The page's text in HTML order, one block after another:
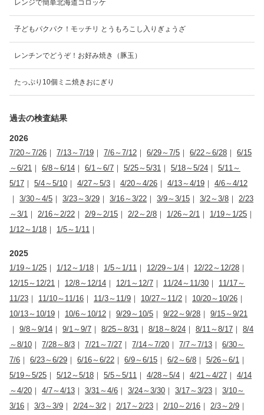
レンジで簡単北海道コロッケ
子どもパクパク！モッチリ とうもろこし入りぎょうざ
レンチンでどうぞ！お好み焼き（豚玉）
たっぷり10個ミニ焼きおにぎり
過去の検査結果
2026
7/20～7/26 ｜ 7/13～7/19 ｜ 7/6～7/12 ｜ 6/29～7/5 ｜ 6/22～6/28 ｜ 6/15
～6/21 ｜ 6/8～6/14 ｜ 6/1～6/7 ｜ 5/25～5/31 ｜ 5/18～5/24 ｜ 5/11～
5/17 ｜ 5/4～5/10 ｜ 4/27～5/3 ｜ 4/20～4/26 ｜ 4/13～4/19 ｜ 4/6～4/12
｜ 3/30～4/5 ｜ 3/23～3/29 ｜ 3/16～3/22 ｜ 3/9～3/15 ｜ 3/2～3/8 ｜ 2/23
～3/1 ｜ 2/16～2/22 ｜ 2/9～2/15 ｜ 2/2～2/8 ｜ 1/26～2/1 ｜ 1/19～1/25 ｜
1/12～1/18 ｜ 1/5～1/11 ｜
2025
1/19～1/25 ｜ 1/12～1/18 ｜ 1/5～1/11 ｜ 12/29～1/4 ｜ 12/22～12/28 ｜
12/15～12/21 ｜ 12/8～12/14 ｜ 12/1～12/7 ｜ 11/24～11/30 ｜ 11/17～
11/23 ｜ 11/10～11/16 ｜ 11/3～11/9 ｜ 10/27～11/2 ｜ 10/20～10/26 ｜
10/13～10/19 ｜ 10/6～10/12 ｜ 9/29～10/5 ｜ 9/22～9/28 ｜ 9/15～9/21
｜ 9/8～9/14 ｜ 9/1～9/7 ｜ 8/25～8/31 ｜ 8/18～8/24 ｜ 8/11～8/17 ｜ 8/4
～8/10 ｜ 7/28～8/3 ｜ 7/21～7/27 ｜ 7/14～7/20 ｜ 7/7～7/13 ｜ 6/30～
7/6 ｜ 6/23～6/29 ｜ 6/16～6/22 ｜ 6/9～6/15 ｜ 6/2～6/8 ｜ 5/26～6/1 ｜
5/19～5/25 ｜ 5/12～5/18 ｜ 5/5～5/11 ｜ 4/28～5/4 ｜ 4/21～4/27 ｜ 4/14
～4/20 ｜ 4/7～4/13 ｜ 3/31～4/6 ｜ 3/24～3/30 ｜ 3/17～3/23 ｜ 3/10～
3/16 ｜ 3/3～3/9 ｜ 2/24～3/2 ｜ 2/17～2/23 ｜ 2/10～2/16 ｜ 2/3～2/9 ｜